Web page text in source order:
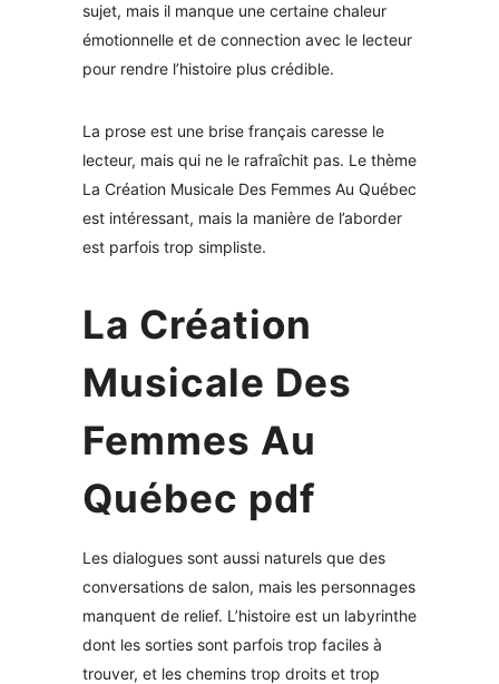
sujet, mais il manque une certaine chaleur
émotionnelle et de connection avec le lecteur
pour rendre l’histoire plus crédible.
La prose est une brise français caresse le
lecteur, mais qui ne le rafraîchit pas. Le thème
La Création Musicale Des Femmes Au Québec
est intéressant, mais la manière de l’aborder
est parfois trop simpliste.
La Création
Musicale Des
Femmes Au
Québec pdf
Les dialogues sont aussi naturels que des
conversations de salon, mais les personnages
manquent de relief. L’histoire est un labyrinthe
dont les sorties sont parfois trop faciles à
trouver, et les chemins trop droits et trop